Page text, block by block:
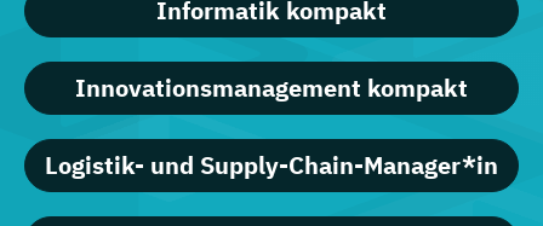
Informatik kompakt
Innovationsmanagement kompakt
Logistik- und Supply-Chain-Manager*in